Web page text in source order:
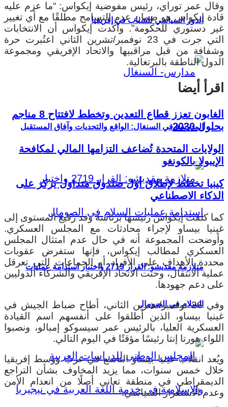
الدور السياسي للشباب في إفريقيا
المدرسة في السنغال: الواقع والتحديات وآفاق المستقبل
متلازمة مقديشو: القرار 2719 واختبار استدامة عمليات
السلام في الصومال
وقال عمر توراي، رئيس مفوضية إيكواس: “ما عزم عليه
قادة إيكواس هو ضمان عدم التسامح مطلقًا مع أي تغيير
غير دستوري للحكومة”. وأكدت إيكواس أن الانتخابات
التي جرت في 23 نوفمبر/تشرين الثاني اعتُبرت حرة
وشفافة من قبل مراقبيها والاتحاد الإفريقي ومجموعة
الدول الناطقة بالبرتغالية.
اقرأ أيضا
الغابون تعزز قطاع التعدين وتخطط لافتتاح 8 مناجم
بحلول 2030
الولايات المتحدة تُضاعف التزامها المالي لمكافحة
الإيبولا بالكونغو
كينيا تخطط لإطلاق أول صندوق متداول يركز على
الذكاء الاصطناعي
كما كلفت إيكواس رئيسها برئاسة وفد رفيع المستوى إلى
غينيا بيساو لإجراء محادثات مع المجلس العسكري.
وأوضحت المجموعة أنه في حال عدم امتثال المجلس
العسكري لمطالب إيكواس، فإنها ستفرض عقوبات
محددة الأهداف على الأفراد أو الجماعات التي تعرقل
عملية الانتقال، وحثت الاتحاد الإفريقي والشركاء الدوليين
على دعم جهودها.
وفي 26 نوفمبر/تشرين الثاني، أطاح ضباط الجيش في
غينيا بيساو، الذين أطلقوا على أنفسهم اسم القيادة
العسكرية العليا، بالرئيس عمر سيسوكو إمبالو، ونصبوا
اللواء هورتا إنتا رئيسًا مؤقتًا في اليوم التالي.
ويُعد انقلاب غينيا بيساو التاسع في غرب ووسط إفريقيا
خلال خمس سنوات، مما يزيد المخاوف بشأن التراجع
الديمقراطي في منطقة تعاني أصلًا من انعدام الأمن
وعدم الاستقرار السياسي.